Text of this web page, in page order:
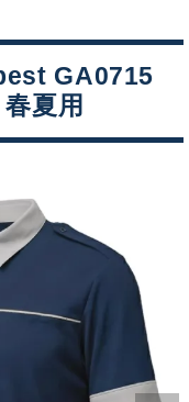
GA0715
夏用